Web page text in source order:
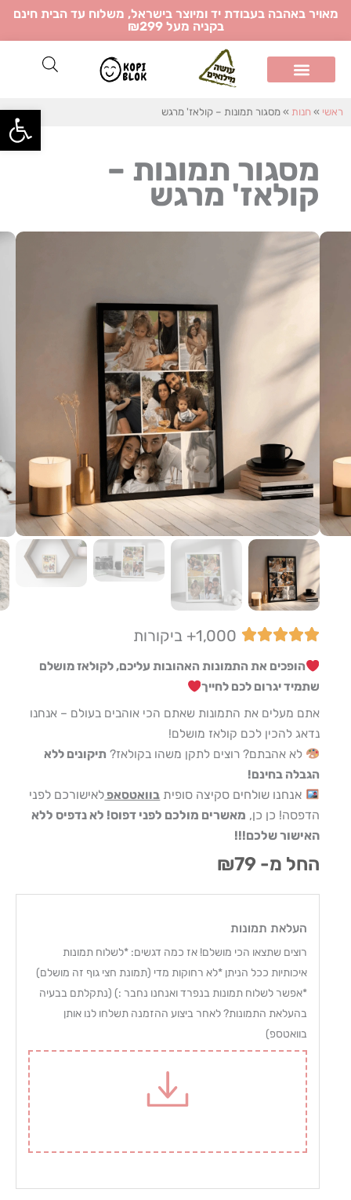
דילוגמאויר באהבה בעבודת יד ומיוצר בישראל, משלוח עד הבית חינם
בקניה מעל ₪299
ראשי » חנות » מסגור תמונות – קולאז' מרגש
מסגור תמונות –
קולאז' מרגש
1,000+ ביקורות
הופכים את התמונות האהובות עליכם, לקולאז מושלם
שתמיד יגרום לכם לחייך
אתם מעלים את התמונות שאתם הכי אוהבים בעולם – אנחנו
נדאג להכין לכם קולאז מושלם!
לא אהבתם? רוצים לתקן משהו בקולאז? תיקונים ללא
הגבלה בחינם!
אנחנו שולחים סקיצה סופית בוואטסאפ לאישורכם לפני
הדפסה! כן כן, מאשרים מולכם לפני דפוס! לא נדפיס ללא
האישור שלכם!!!
החל מ- ₪79
העלאת תמונות
רוצים שתצאו הכי מושלם! אז כמה דגשים: *לשלוח תמונות
איכותיות ככל הניתן *לא רחוקות מדי (תמונת חצי גוף זה מושלם)
*אפשר לשלוח תמונות בנפרד ואנחנו נחבר :) (נתקלתם בבעיה
בהעלאת התמונות? לאחר ביצוע ההזמנה תשלחו לנו אותן
בוואטספ)
כמות
מסגור
תמונות
קולאז'
מרגש